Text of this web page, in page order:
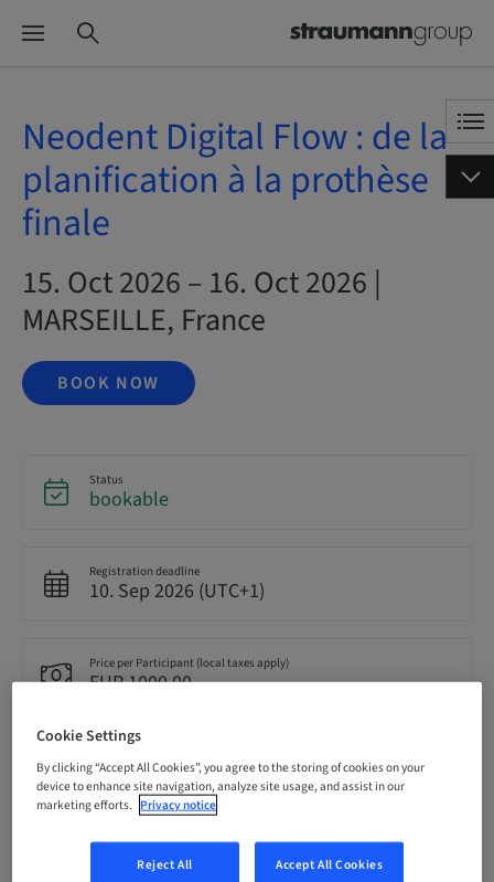
Neodent Digital Flow : de la
planification à la prothèse
finale
15. Oct 2026 – 16. Oct 2026 |
MARSEILLE, France
BOOK NOW
Status
bookable
Registration deadline
10. Sep 2026 (UTC+1)
Price per Participant (local taxes apply)
EUR 1000.00
French
Points
0.00 Points
Cookie Settings
By clicking “Accept All Cookies”, you agree to the storing of cookies on your
device to enhance site navigation, analyze site usage, and assist in our
marketing efforts. Privacy notice
Reject All Accept All Cookies